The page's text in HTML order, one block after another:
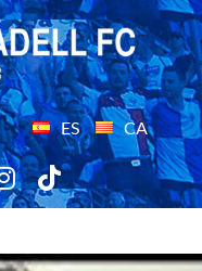
ES CA